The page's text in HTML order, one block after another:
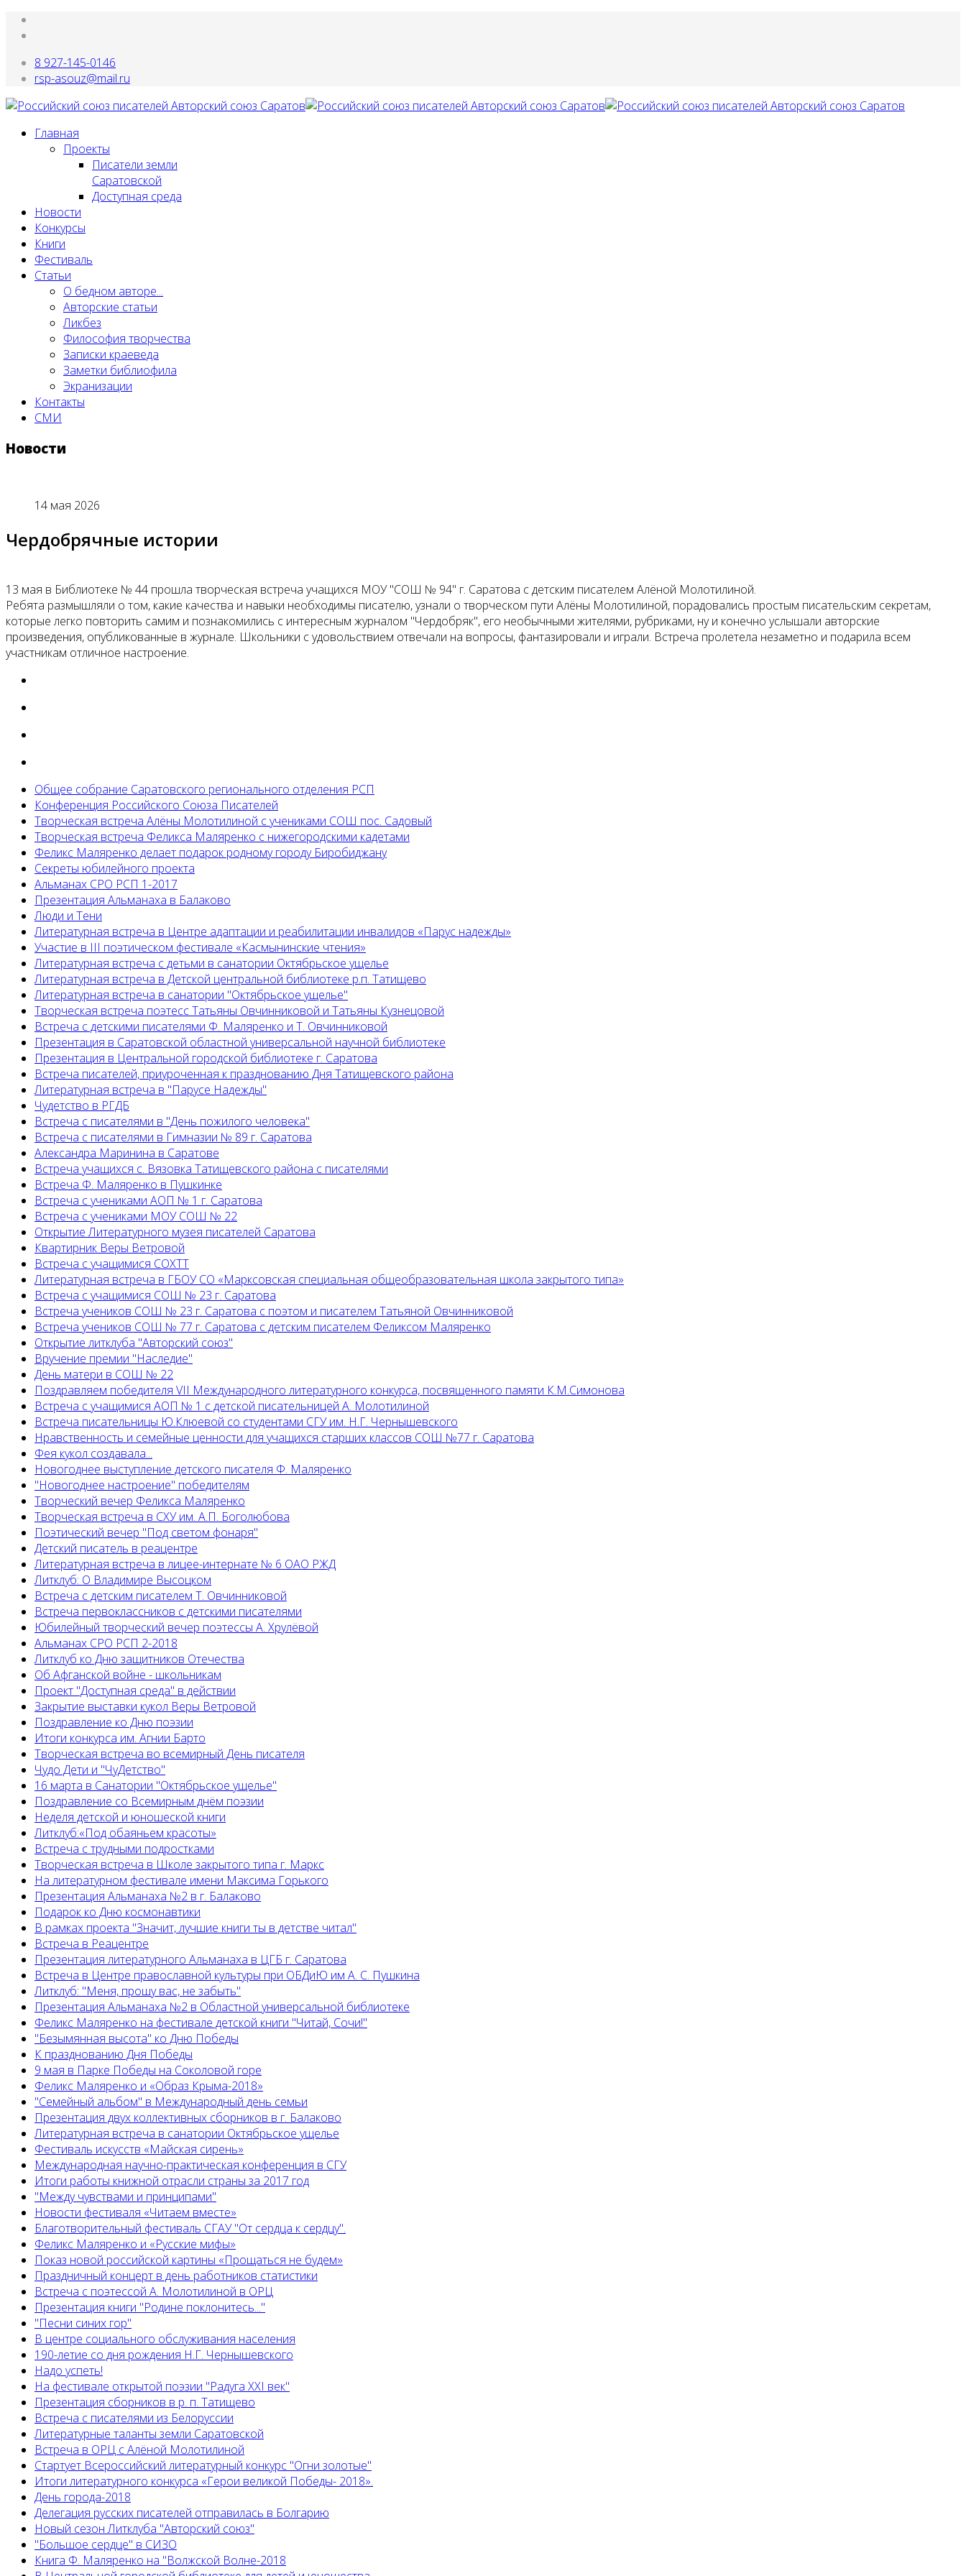
8 927-145-0146
rsp-asouz@mail.ru
Главная
Проекты
Писатели земли
Саратовской
Доступная среда
Новости
Конкурсы
Книги
Фестиваль
Статьи
О бедном авторе...
Авторские статьи
Ликбез
Философия творчества
Записки краеведа
Заметки библиофила
Экранизации
Контакты
СМИ
Новости
14 мая 2026
Чердобрячные истории
13 мая в Библиотеке № 44 прошла творческая встреча учащихся МОУ "СОШ № 94" г. Саратова с детским писателем Алёной Молотилиной.
Ребята размышляли о том, какие качества и навыки необходимы писателю, узнали о творческом пути Алёны Молотилиной, порадовались простым писательским секретам,
которые легко повторить самим и познакомились с интересным журналом "Чердобряк", его необычными жителями, рубриками, ну и конечно услышали авторские
произведения, опубликованные в журнале. Школьники с удовольствием отвечали на вопросы, фантазировали и играли. Встреча пролетела незаметно и подарила всем
участникам отличное настроение.
Общее собрание Саратовского регионального отделения РСП
Конференция Российского Союза Писателей
Творческая встреча Алёны Молотилиной с учениками СОШ пос. Садовый
Творческая встреча Феликса Маляренко с нижегородскими кадетами
Феликс Маляренко делает подарок родному городу Биробиджану
Секреты юбилейного проекта
Альманах СРО РСП 1-2017
Презентация Альманаха в Балаково
Люди и Тени
Литературная встреча в Центре адаптации и реабилитации инвалидов «Парус надежды»
Участие в III поэтическом фестивале «Касмынинские чтения»
Литературная встреча с детьми в санатории Октябрьское ущелье
Литературная встреча в Детской центральной библиотеке р.п. Татищево
Литературная встреча в санатории "Октябрьское ущелье"
Творческая встреча поэтесс Татьяны Овчинниковой и Татьяны Кузнецовой
Встреча с детскими писателями Ф. Маляренко и Т. Овчинниковой
Презентация в Саратовской областной универсальной научной библиотеке
Презентация в Центральной городской библиотеке г. Саратова
Встреча писателей, приуроченная к празднованию Дня Татищевского района
Литературная встреча в "Парусе Надежды"
Чудетство в РГДБ
Встреча с писателями в "День пожилого человека"
Встреча с писателями в Гимназии № 89 г. Саратова
Александра Маринина в Саратове
Встреча учащихся с. Вязовка Татищевского района с писателями
Встреча Ф. Маляренко в Пушкинке
Встреча с учениками АОП № 1 г. Саратова
Встреча с учениками МОУ СОШ № 22
Открытие Литературного музея писателей Саратова
Квартирник Веры Ветровой
Встреча с учащимися СОХТТ
Литературная встреча в ГБОУ СО «Марксовская специальная общеобразовательная школа закрытого типа»
Встреча с учащимися СОШ № 23 г. Саратова
Встреча учеников СОШ № 23 г. Саратова с поэтом и писателем Татьяной Овчинниковой
Встреча учеников СОШ № 77 г. Саратова с детским писателем Феликсом Маляренко
Открытие литклуба "Авторский союз"
Вручение премии "Наследие"
День матери в СОШ № 22
Поздравляем победителя VII Международного литературного конкурса, посвященного памяти К.М.Симонова
Встреча с учащимися АОП № 1 с детской писательницей А. Молотилиной
Встреча писательницы Ю.Клюевой со студентами СГУ им. Н.Г. Чернышевского
Нравственность и семейные ценности для учащихся старших классов СОШ №77 г. Саратова
Фея кукол создавала...
Новогоднее выступление детского писателя Ф. Маляренко
"Новогоднее настроение" победителям
Творческий вечер Феликса Маляренко
Творческая встреча в СХУ им. А.П. Боголюбова
Поэтический вечер "Под светом фонаря"
Детский писатель в реацентре
Литературная встреча в лицее-интернате № 6 ОАО РЖД
Литклуб: О Владимире Высоцком
Встреча с детским писателем Т. Овчинниковой
Встреча первоклассников с детскими писателями
Юбилейный творческий вечер поэтессы А. Хрулёвой
Альманах СРО РСП 2-2018
Литклуб ко Дню защитников Отечества
Об Афганской войне - школьникам
Проект "Доступная среда" в действии
Закрытие выставки кукол Веры Ветровой
Поздравление ко Дню поэзии
Итоги конкурса им. Агнии Барто
Творческая встреча во всемирный День писателя
Чудо Дети и "ЧуДетство"
16 марта в Санатории "Октябрьское ущелье"
Поздравление со Всемирным днём поэзии
Неделя детской и юношеской книги
Литклуб:«Под обаяньем красоты»
Встреча с трудными подростками
Творческая встреча в Школе закрытого типа г. Маркс
На литературном фестивале имени Максима Горького
Презентация Альманаха №2 в г. Балаково
Подарок ко Дню космонавтики
В рамках проекта "Значит, лучшие книги ты в детстве читал"
Встреча в Реацентре
Презентация литературного Альманаха в ЦГБ г. Саратова
Встреча в Центре православной культуры при ОБДиЮ им А. С. Пушкина
Литклуб: "Меня, прошу вас, не забыть"
Презентация Альманаха №2 в Областной универсальной библиотеке
Феликс Маляренко на фестивале детской книги "Читай, Сочи!"
"Безымянная высота" ко Дню Победы
К празднованию Дня Победы
9 мая в Парке Победы на Соколовой горе
Феликс Маляренко и «Образ Крыма-2018»
"Семейный альбом" в Международный день семьи
Презентация двух коллективных сборников в г. Балаково
Литературная встреча в санатории Октябрьское ущелье
Фестиваль искусств «Майская сирень»
Международная научно-практическая конференция в СГУ
Итоги работы книжной отрасли страны за 2017 год
"Между чувствами и принципами"
Новости фестиваля «Читаем вместе»
Благотворительный фестиваль СГАУ "От сердца к сердцу".
Феликс Маляренко и «Русские мифы»
Показ новой российской картины «Прощаться не будем»
Праздничный концерт в день работников статистики
Встреча с поэтессой А. Молотилиной в ОРЦ
Презентация книги "Родине поклонитесь..."
"Песни синих гор"
В центре социального обслуживания населения
190-летие со дня рождения Н.Г. Чернышевского
Надо успеть!
На фестивале открытой поэзии "Радуга XXI век"
Презентация сборников в р. п. Татищево
Встреча с писателями из Белоруссии
Литературные таланты земли Саратовской
Встреча в ОРЦ с Алёной Молотилиной
Cтартует Всероссийский литературный конкурс "Огни золотые"
Итоги литературного конкурса «Герои великой Победы- 2018».
День города-2018
Делегация русских писателей отправилась в Болгарию
Новый сезон Литклуба "Авторский союз"
"Большое сердце" в СИЗО
Книга Ф. Маляренко на "Волжской Волне-2018